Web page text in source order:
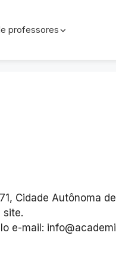
professores
Cidade Autônoma
site.
e-mail: